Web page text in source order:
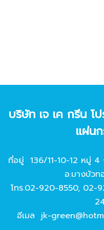
บริษัท เจ เค กรีน
แผ่น
ที่อยู่ 136/11-10-12 หมู่
อ.บางบัวท
โทร.02-920-8550, 02-
อีเมล jk-